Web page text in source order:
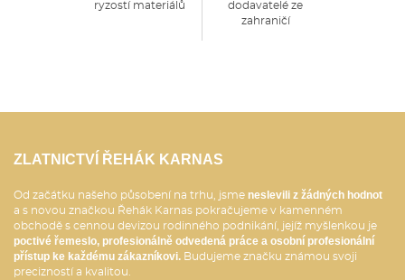
ryzostí materiálů
dodavatelé ze
zahraničí
ZLATNICTVÍ ŘEHÁK KARNAS
Od začátku našeho působení na trhu, jsme neslevili z žádných hodnot
a s novou značkou Řehák Karnas pokračujeme v kamenném
obchodě s cennou devizou rodinného podnikání, jejíž myšlenkou je
poctivé řemeslo, profesionálně odvedená práce a osobní profesionální
přístup ke každému zákazníkovi. Budujeme značku známou svoji
precizností a kvalitou.